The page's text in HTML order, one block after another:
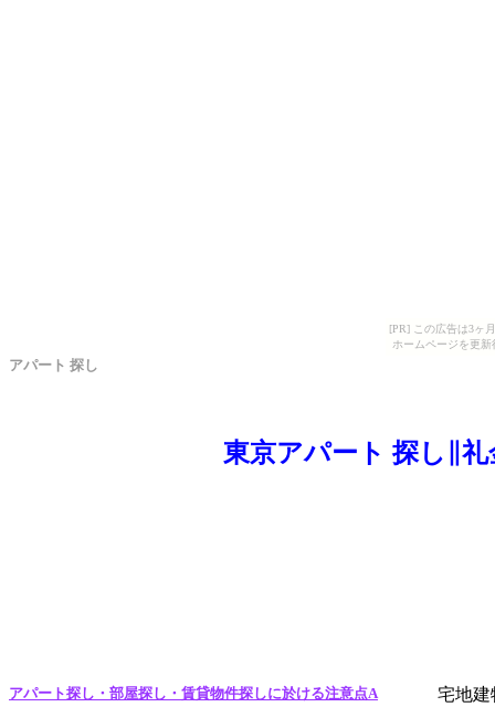
[PR] この広告は3ヶ
ホームページを更
アパート 探し
東京アパート 探し∥礼
アパート探し・部屋探し・賃貸物件探しに於ける注意点A
宅地建